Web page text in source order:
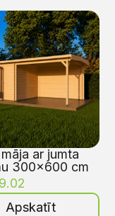
ar jumta
300×600 cm
Apskatīt